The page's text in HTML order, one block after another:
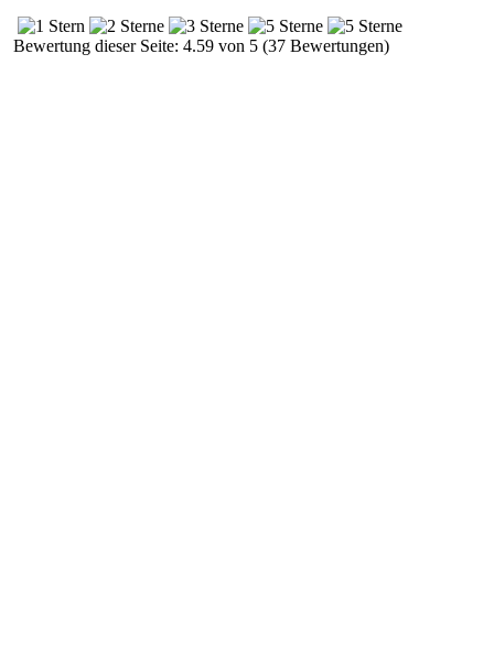
Bewertung dieser Seite: 4.59 von 5 (37 Bewertungen)